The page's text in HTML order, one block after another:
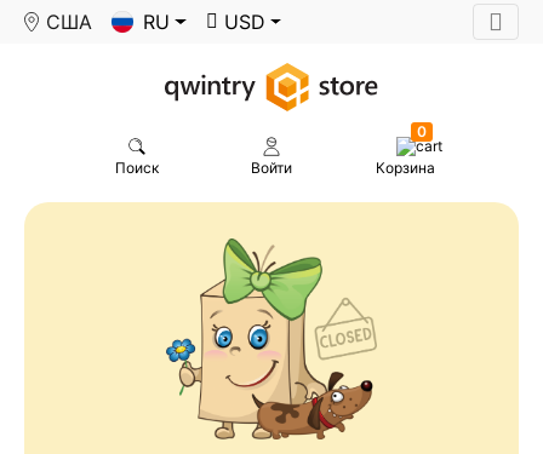
США RU USD
Поиск Войти
0
Корзина